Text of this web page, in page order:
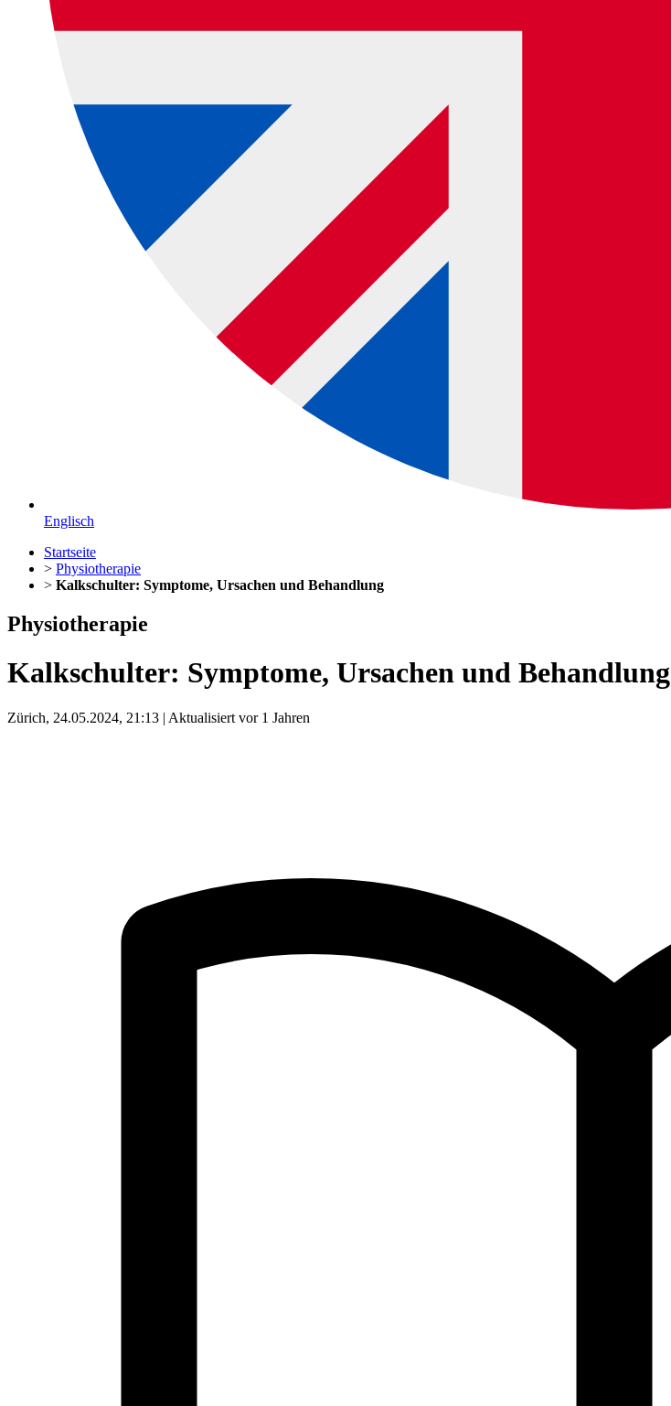
Englisch
Startseite
> Physiotherapie
> Kalkschulter: Symptome, Ursachen und Behandlung
Physiotherapie
Kalkschulter: Symptome, Ursachen und Behandlung
Zürich, 24.05.2024, 21:13 | Aktualisiert vor 1 Jahren